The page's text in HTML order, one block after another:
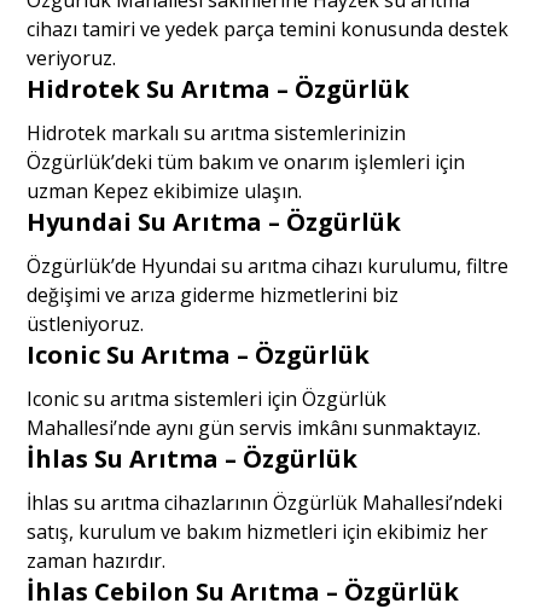
cihazı tamiri ve yedek parça temini konusunda destek
veriyoruz.
Hidrotek Su Arıtma – Özgürlük
Hidrotek markalı su arıtma sistemlerinizin
Özgürlük’deki tüm bakım ve onarım işlemleri için
uzman Kepez ekibimize ulaşın.
Hyundai Su Arıtma – Özgürlük
Özgürlük’de Hyundai su arıtma cihazı kurulumu, filtre
değişimi ve arıza giderme hizmetlerini biz
üstleniyoruz.
Iconic Su Arıtma – Özgürlük
Iconic su arıtma sistemleri için Özgürlük
Mahallesi’nde aynı gün servis imkânı sunmaktayız.
İhlas Su Arıtma – Özgürlük
İhlas su arıtma cihazlarının Özgürlük Mahallesi’ndeki
satış, kurulum ve bakım hizmetleri için ekibimiz her
zaman hazırdır.
İhlas Cebilon Su Arıtma – Özgürlük